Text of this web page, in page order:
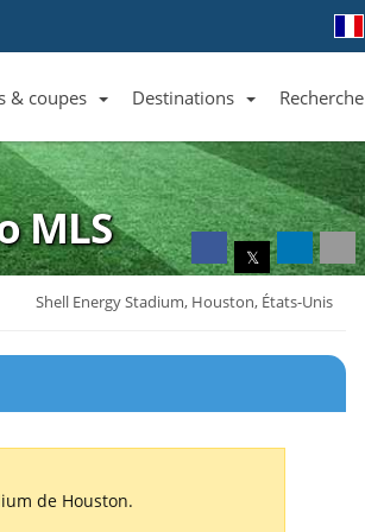
Liste des clubs et équipes
& coupes
Liste des ligues et coupes
Destinations
Toutes les destinations
Recherche
MLS
𝕏
Shell Energy Stadium, Houston, États-Unis
de Houston.